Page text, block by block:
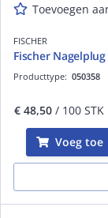
Toevoegen
FISCHER
Fischer
Producttype: 050358
€ 48,50 / 100 STK
Voeg toe